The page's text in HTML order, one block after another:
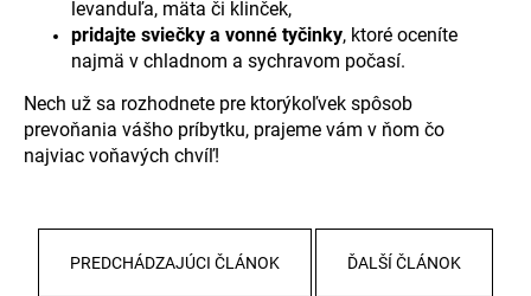
levanduľa, mäta či klinček,
pridajte sviečky a vonné tyčinky, ktoré oceníte
najmä v chladnom a sychravom počasí.
Nech už sa rozhodnete pre ktorýkoľvek spôsob
prevoňania vášho príbytku, prajeme vám v ňom čo
najviac voňavých chvíľ!
PREDCHÁDZAJÚCI ČLÁNOK ĎALŠÍ ČLÁNOK